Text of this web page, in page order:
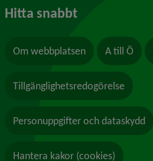
Hitta snabbt
Om webbplatsen A till Ö
Tillgänglighetsredogörelse
Personuppgifter och dataskydd
Hantera kakor (cookies)